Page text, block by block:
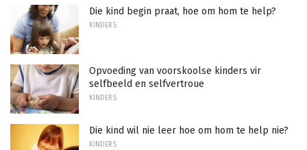
Die kind begin praat, hoe om hom te help?
KINDERS
Opvoeding van voorskoolse kinders vir
selfbeeld en selfvertroue
KINDERS
Die kind wil nie leer hoe om hom te help nie?
KINDERS